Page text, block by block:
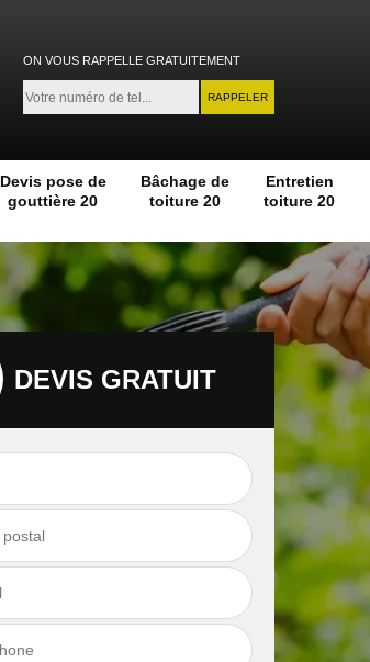
ON VOUS RAPPELLE GRATUITEMENT
Devis pose de
gouttière 20
Bâchage de
toiture 20
Entretien
toiture 20
DEVIS GRATUIT